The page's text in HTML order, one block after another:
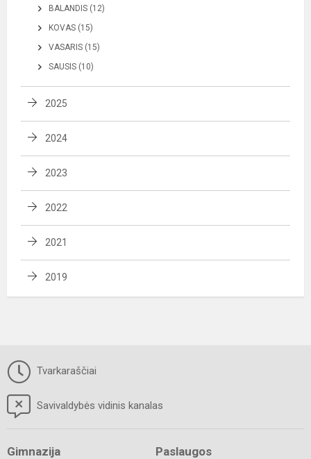
BALANDIS (12)
KOVAS (15)
VASARIS (15)
SAUSIS (10)
2025
2024
2023
2022
2021
2019
Tvarkaraščiai
Savivaldybės vidinis kanalas
Gimnazija Paslaugos